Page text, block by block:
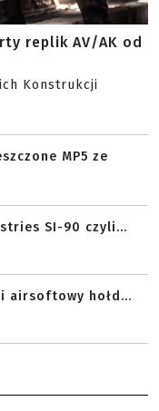
replik AV/AK od
Konstrukcji
MP5 ze
SI-90 czyli...
airsoftowy hołd...